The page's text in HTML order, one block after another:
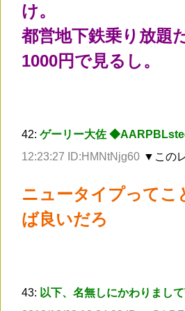
け。
都営地下鉄乗り放題
1000円で見るし。
42: ゲーリー大佐
12:23:27 ID:HMNtNjg60 ▼この
ニュータイプってこ
ば良いだろ
43: 以下、名無しにかわりまし